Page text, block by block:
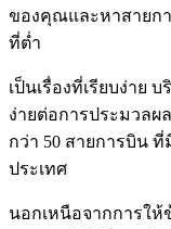
ของคุณและหาสายก
ที่ต่ำ
เป็นเรื่องที่เรียบง่าย
ง่ายต่อการประมวล
กว่า 50 สายการบิน ที่
ประเทศ
นอกเหนือจากการให้